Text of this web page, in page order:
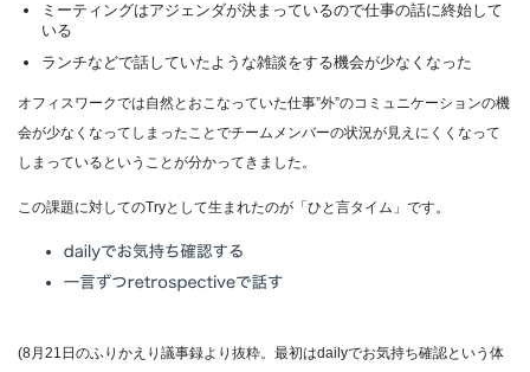
ミーティングはアジェンダが決まっているので仕事の話に終始して
いる
ランチなどで話していたような雑談をする機会が少なくなった
オフィスワークでは自然とおこなっていた仕事”外”のコミュニケーションの機
会が少なくなってしまったことでチームメンバーの状況が見えにくくなって
しまっているということが分かってきました。
この課題に対してのTryとして生まれたのが「ひと言タイム」です。
(8月21日のふりかえり議事録より抜粋。最初はdailyでお気持ち確認という体